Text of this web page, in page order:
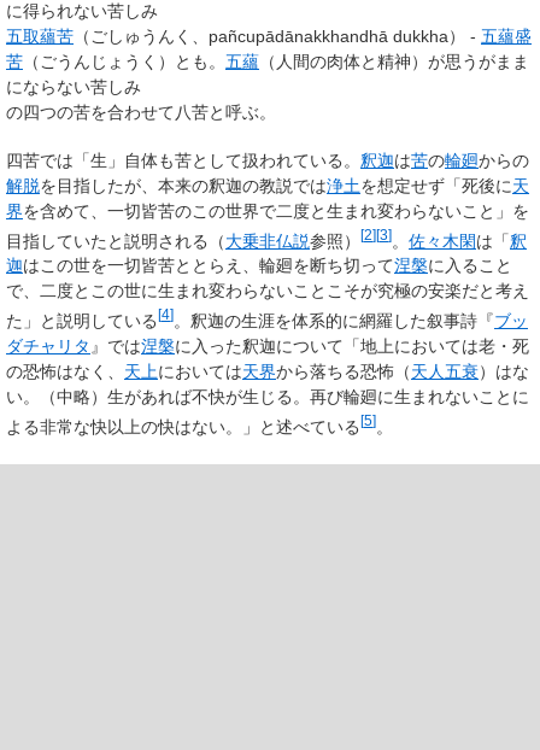
に得られない苦しみ
五取蘊苦 （ごしゅうんく、pañcupādānakkhandhā dukkha） - 五蘊盛
苦 （ごうんじょうく）とも。 五蘊 （人間の肉体と精神）が思うがまま
にならない苦しみ
の四つの苦を合わせて八苦と呼ぶ。
四苦では「生」自体も苦として扱われている。 釈迦は苦の輪廻からの
解脱を目指したが、本来の釈迦の教説では浄土を想定せず「死後に天
界を含めて、一切皆苦のこの世界で二度と生まれ変わらないこと」を
目指していたと説明される（大乗非仏説参照） [2][3]。 佐々木閑は「釈
迦はこの世を一切皆苦ととらえ、輪廻を断ち切って涅槃に入ること
で、二度とこの世に生まれ変わらないことこそが究極の安楽だと考え
た」と説明している [4] 。釈迦の生涯を体系的に網羅した叙事詩『ブッ
ダチャリタ 』では涅槃に入った釈迦について「地上においては老・死
の恐怖はなく、 天上においては天界から落ちる恐怖（天人五衰）はな
い。（中略）生があれば不快が生じる。再び輪廻に生まれないことに
よる非常な快以上の快はない。」と述べている[5]。